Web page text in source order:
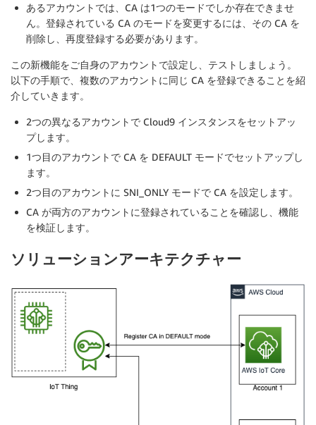
あるアカウントでは、CA は1つのモードでしか存在できませ
ん。登録されている CA のモードを変更するには、その CA を
削除し、再度登録する必要があります。
この新機能をご自身のアカウントで設定し、テストしましょう。
以下の手順で、複数のアカウントに同じ CA を登録できることを紹
介していきます。
2つの異なるアカウントで Cloud9 インスタンスをセットアッ
プします。
1つ目のアカウントで CA を DEFAULT モードでセットアップし
ます。
2つ目のアカウントに SNI_ONLY モードで CA を設定します。
CA が両方のアカウントに登録されていることを確認し、機能
を検証します。
ソリューションアーキテクチャー